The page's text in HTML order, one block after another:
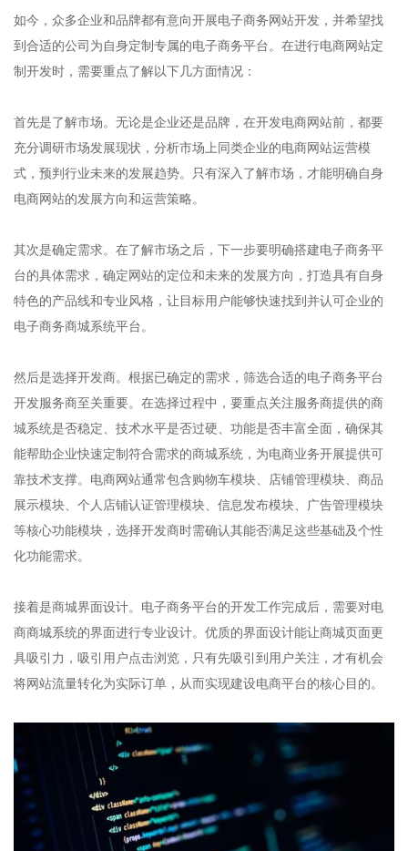
如今，众多企业和品牌都有意向开展电子商务网站开发，并希望找
到合适的公司为自身定制专属的电子商务平台。在进行电商网站定
制开发时，需要重点了解以下几方面情况：​
首先是了解市场。无论是企业还是品牌，在开发电商网站前，都要
充分调研市场发展现状，分析市场上同类企业的电商网站运营模
式，预判行业未来的发展趋势。只有深入了解市场，才能明确自身
电商网站的发展方向和运营策略。
其次是确定需求。在了解市场之后，下一步要明确搭建电子商务平
台的具体需求，确定网站的定位和未来的发展方向，打造具有自身
特色的产品线和专业风格，让目标用户能够快速找到并认可企业的
电子商务商城系统平台。​
然后是选择开发商。根据已确定的需求，筛选合适的电子商务平台
开发服务商至关重要。在选择过程中，要重点关注服务商提供的商
城系统是否稳定、技术水平是否过硬、功能是否丰富全面，确保其
能帮助企业快速定制符合需求的商城系统，为电商业务开展提供可
靠技术支撑。电商网站通常包含购物车模块、店铺管理模块、商品
展示模块、个人店铺认证管理模块、信息发布模块、广告管理模块
等核心功能模块，选择开发商时需确认其能否满足这些基础及个性
化功能需求。​
接着是商城界面设计。电子商务平台的开发工作完成后，需要对电
商商城系统的界面进行专业设计。优质的界面设计能让商城页面更
具吸引力，吸引用户点击浏览，只有先吸引到用户关注，才有机会
将网站流量转化为实际订单，从而实现建设电商平台的核心目的。​